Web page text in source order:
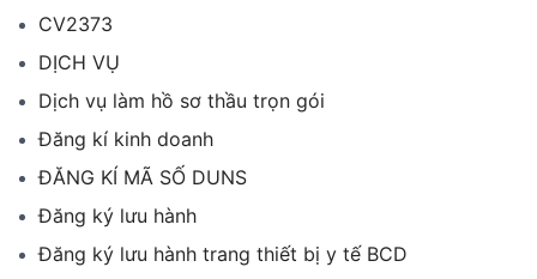
CV2373
DỊCH VỤ
Dịch vụ làm hồ sơ thầu trọn gói
Đăng kí kinh doanh
ĐĂNG KÍ MÃ SỐ DUNS
Đăng ký lưu hành
Đăng ký lưu hành trang thiết bị y tế BCD